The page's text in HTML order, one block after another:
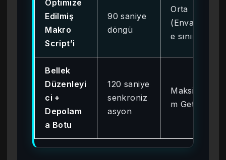
Optimize
Edilmiş
Makro
Script’i
90 saniye
döngü
Orta
(Envanterl
e sınırlı)
Bellek
Düzenleyi
ci +
Depolam
a Botu
120 saniye
senkroniz
asyon
Maksimu
m Getiri